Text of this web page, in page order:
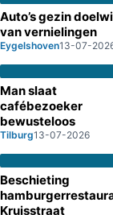
Auto’s gezin
van vernielingen
Eygelshoven13-07-
Man slaat
cafébezoeker
bewusteloos
Tilburg13-07-2026
Beschieting
Kruisstraat